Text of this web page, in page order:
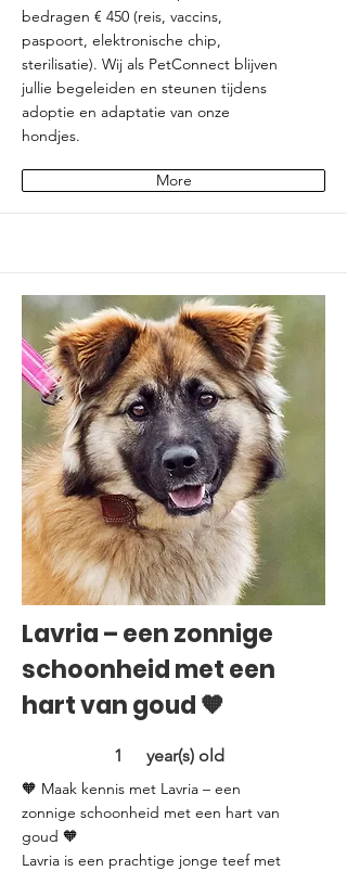
bedragen € 450 (reis, vaccins,
paspoort, elektronische chip,
sterilisatie). Wij als PetConnect blijven
jullie begeleiden en steunen tijdens
adoptie en adaptatie van onze
hondjes.
More
Lavria – een zonnige
schoonheid met een
hart van goud 🧡
1 year(s) old
🧡 Maak kennis met Lavria – een
zonnige schoonheid met een hart van
goud 🧡
Lavria is een prachtige jonge teef met